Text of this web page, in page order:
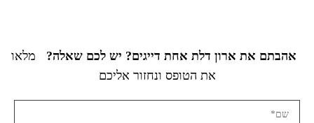
אהבתם את ארון דלת אחת דייגים? יש לכם שאלה?
מלאו
את הטופס ונחזור אליכם